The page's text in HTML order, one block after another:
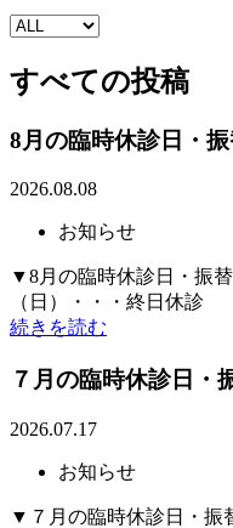
すべての投稿
8月の臨時休診日・振
2026.08.08
お知らせ
▼8月の臨時休診日・振
（日）・・・終日休診
続きを読む
７月の臨時休診日・
2026.07.17
お知らせ
▼７月の臨時休診日・振